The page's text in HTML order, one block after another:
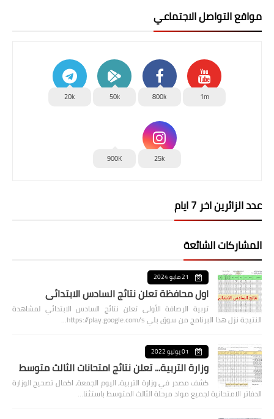
مواقع التواصل الاجتماعي
1m
800k
50k
20k
25k
900K
عدد الزائرين اخر 7 ايام
المشاركات الشائعة
21 مايو 2024
اول محافظة تعلن نتائج السادس الابتدائي
تربية الرصافة الأولى تعلن نتائج السادس الابتدائي لمشاهدة
النتيجة نزل هذا البرنامج من سوق بلي https://play.google.com/s…
01 يوليو 2022
وزارة التربية... تعلن نتائج امتحانات الثالث متوسط
كشف مصدر في وزارة التربية، اليوم الجمعة، اكمال تصحيح الوزارة
الدفاتر الامتحانية لجميع مواد مرحلة الثالث المتوسط باستثنا…